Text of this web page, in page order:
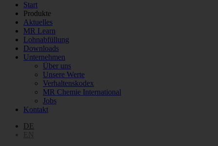
Start
Produkte
Aktuelles
MR Learn
Lohnabfüllung
Downloads
Unternehmen
Über uns
Unsere Werte
Verhaltenskodex
MR Chemie International
Jobs
Kontakt
DE